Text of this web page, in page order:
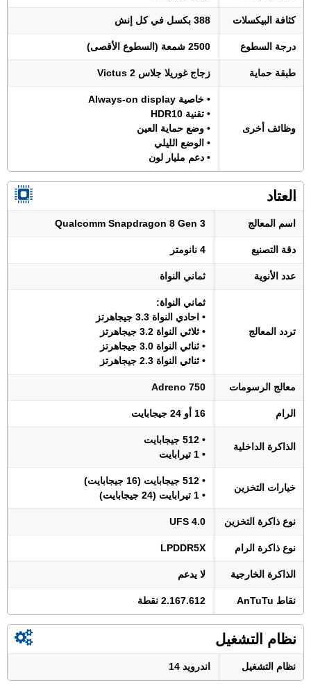
كثافة البيكسلات 388 بكسل في كل إنش
درجة السطوع 2500 شمعة (السطوع الأقصى)
طبقة حماية زجاج غوريلا جلاس Victus 2
وظائف أخرى
• خاصية Always-on display
• تقنية HDR10
• وضع حماية العين
• الوضع الليلي
• دعم مليار لون
العتاد
اسم المعالج Qualcomm Snapdragon 8 Gen 3
دقة التصنيع 4 نانومتر
عدد الأنوية ثماني النواة
تردد المعالج
ثماني النواة:
• احادي النواة 3.3 جيجاهرتز
• ثلاثي النواة 3.2 جيجاهرتز
• ثنائي النواة 3.0 جيجاهرتز
• ثنائي النواة 2.3 جيجاهرتز
معالج الرسومات Adreno 750
الرام 16 أو 24 جيجابايت
الذاكرة الداخلية
• 512 جيجابايت
• 1 تيرابايت
خيارات التخزين
• 512 جيجابايت (16 جيجابايت)
• 1 تيرابايت (24 جيجابايت)
نوع ذاكرة التخزين UFS 4.0
نوع ذاكرة الرام LPDDR5X
الذاكرة الخارجية لا يدعم
نقاط AnTuTu 2.167.612 نقطة
نظام التشغيل
نظام التشغيل اندرويد 14